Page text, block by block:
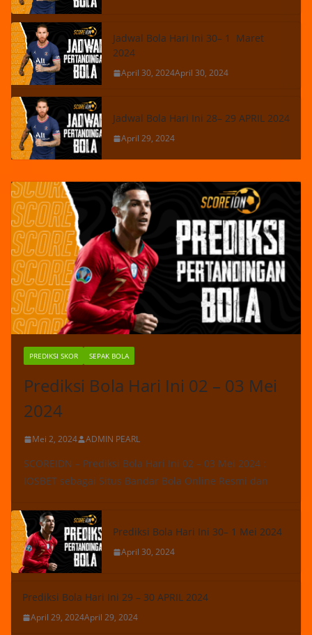
Jadwal Bola Hari Ini 30– 1 Maret
2024
April 30, 2024April 30, 2024
Jadwal Bola Hari Ini 28– 29 APRIL 2024
April 29, 2024
PREDIKSI SKOR SEPAK BOLA
Prediksi Bola Hari Ini 02 – 03 Mei
2024
Mei 2, 2024 ADMIN PEARL
SCOREIDN – Prediksi Bola Hari Ini 02 – 03 Mei 2024 :
IOSBET sebagai Situs Bandar Bola Online Resmi dan
Prediksi Bola Hari Ini 30– 1 Mei 2024
April 30, 2024
Prediksi Bola Hari Ini 29 – 30 APRIL 2024
April 29, 2024April 29, 2024